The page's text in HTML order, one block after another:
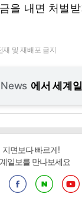
을 내면 처벌
및 재배포 금지
News 에서 세계
지면보다 빠르게!
일보를 만나보세요